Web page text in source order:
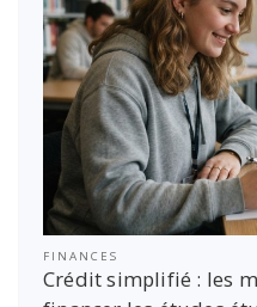
FINANCES
Crédit simplifié : les